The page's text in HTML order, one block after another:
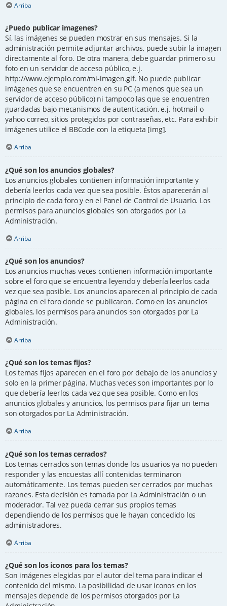
Arriba
¿Puedo publicar imagenes?
Sí, las imágenes se pueden mostrar en sus mensajes. Si la
administración permite adjuntar archivos, puede subir la imagen
directamente al foro. De otra manera, debe guardar primero su
foto en un servidor de acceso público, e.j.
http://www.ejemplo.com/mi-imagen.gif. No puede publicar
imágenes que se encuentren en su PC (a menos que sea un
servidor de acceso público) ni tampoco las que se encuentren
guardadas bajo mecanismos de autenticación, e.j. hotmail o
yahoo correo, sitios protegidos por contraseñas, etc. Para exhibir
imágenes utilice el BBCode con la etiqueta [img].
Arriba
¿Qué son los anuncios globales?
Los anuncios globales contienen información importante y
debería leerlos cada vez que sea posible. Éstos aparecerán al
principio de cada foro y en el Panel de Control de Usuario. Los
permisos para anuncios globales son otorgados por La
Administración.
Arriba
¿Qué son los anuncios?
Los anuncios muchas veces contienen información importante
sobre el foro que se encuentra leyendo y debería leerlos cada
vez que sea posible. Los anuncios aparecen al principio de cada
página en el foro donde se publicaron. Como en los anuncios
globales, los permisos para anuncios son otorgados por La
Administración.
Arriba
¿Qué son los temas fijos?
Los temas fijos aparecen en el foro por debajo de los anuncios y
solo en la primer página. Muchas veces son importantes por lo
que debería leerlos cada vez que sea posible. Como en los
anuncios globales y anuncios, los permisos para fijar un tema
son otorgados por La Administración.
Arriba
¿Qué son los temas cerrados?
Los temas cerrados son temas donde los usuarios ya no pueden
responder y las encuestas allí contenidas terminaron
automáticamente. Los temas pueden ser cerrados por muchas
razones. Esta decisión es tomada por La Administración o un
moderador. Tal vez pueda cerrar sus propios temas
dependiendo de los permisos que le hayan concedido los
administradores.
Arriba
¿Qué son los iconos para los temas?
Son imágenes elegidas por el autor del tema para indicar el
contenido del mismo. La posibilidad de usar iconos en los
mensajes depende de los permisos otorgados por La